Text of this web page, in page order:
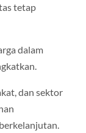
tetap
dalam
dan sektor